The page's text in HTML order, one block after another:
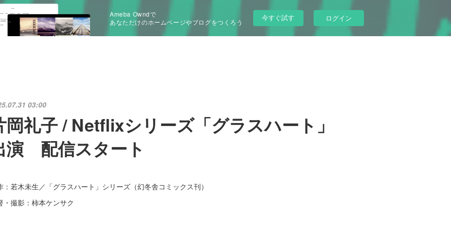
Ameba Owndで
あなただけのホームページやブログをつくろう
今すぐ試す ログイン
03:00
岡礼子 / Netflixシリーズ「グラスハート」
演 配信スタート
：若木未生／「グラスハート」シリーズ（幻冬舎コミックス刊）
・撮影：柿本ケンサク